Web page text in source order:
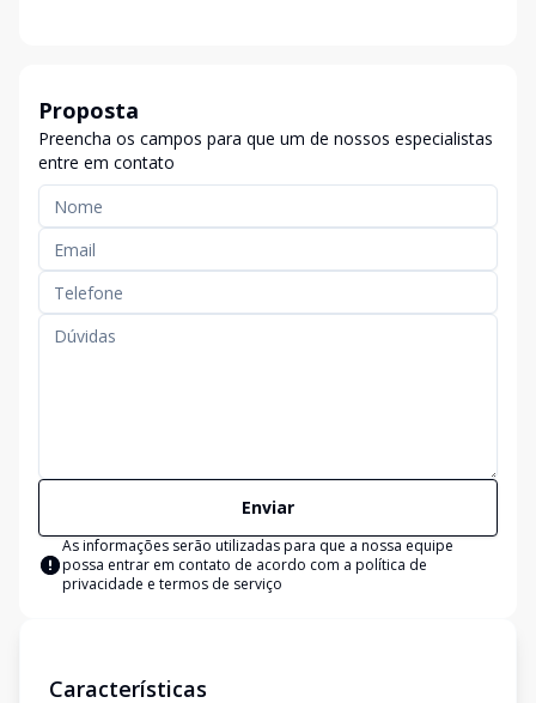
Proposta
Preencha os campos para que um de nossos especialistas
entre em contato
Enviar
As informações serão utilizadas para que a nossa equipe
possa entrar em contato de acordo com a política de
privacidade e termos de serviço
Características